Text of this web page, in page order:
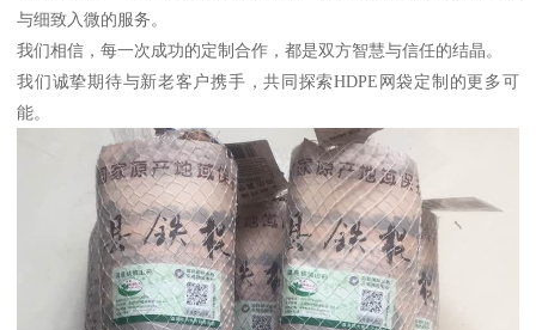
与细致入微的服务。
我们相信，每一次成功的定制合作，都是双方智慧与信任的结晶。
我们诚挚期待与新老客户携手，共同探索HDPE网袋定制的更多可
能。